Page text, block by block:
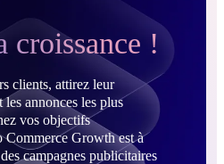
croissance !
clients, attirez leur
annonces les plus
vos objectifs
Commerce Growth est à
campagnes publicitaires